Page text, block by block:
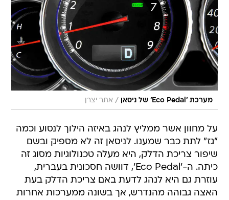
מערכת 'Eco Pedal' של ניסאן / אתר יצרן
על מחוון אשר ממליץ לנהג באיזה הילוך לנסוע וכמה
"גז" לתת כבר שמענו. לניסאן זה לא מספיק ובשם
שיפור צריכת הדלק, היא מעלה טכנולוגיות מסוג זה
כיתה. ה-'Eco Pedal', דוושה חסכונית בעברית,
עוזרת גם היא לנהג לדעת באם צריכת הדלק בעת
האצה גבוהה מהנדרש, אך בשונה ממערכות אחרות